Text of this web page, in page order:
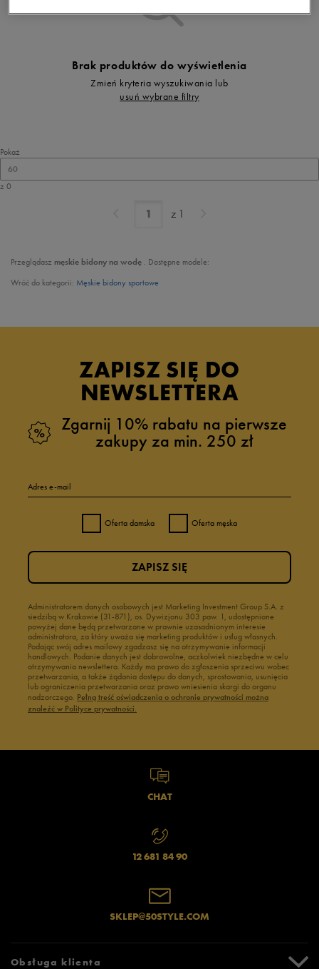
Brak produktów do wyświetlenia
Zmień kryteria wyszukiwania lub
usuń wybrane filtry
Pokaż
60
z 0
z 1
Przeglądasz męskie bidony na wodę . Dostępne modele:
Wróć do kategorii: Męskie bidony sportowe
ZAPISZ SIĘ DO
NEWSLETTERA
Zgarnij 10% rabatu na pierwsze
zakupy za min. 250 zł
Adres e-mail
Oferta damska Oferta męska
Administratorem danych osobowych jest Marketing Investment Group S.A. z
siedzibą w Krakowie (31-871), os. Dywizjonu 303 paw. 1, udostępnione
powyżej dane będą przetwarzane w prawnie uzasadnionym interesie
administratora, za który uważa się marketing produktów i usług własnych.
Podając swój adres mailowy zgadzasz się na otrzymywanie informacji
handlowych. Podanie danych jest dobrowolne, aczkolwiek niezbędne w celu
otrzymywania newslettera. Każdy ma prawo do zgłoszenia sprzeciwu wobec
przetwarzania, a także żądania dostępu do danych, sprostowania, usunięcia
lub ograniczenia przetwarzania oraz prawo wniesienia skargi do organu
nadzorczego. Pełną treść oświadczenia o ochronie prywatności można
znaleźć w Polityce prywatności.
ZAPISZ SIĘ
CHAT
12 681 84 90
SKLEP@50STYLE.COM
Obsługa klienta